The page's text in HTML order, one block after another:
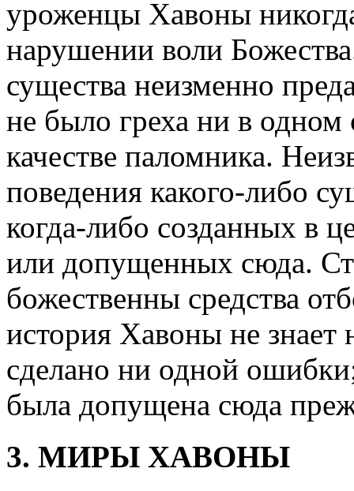
уроженцы Хавоны
нарушении воли
существа неизменно
не было греха ни в одном
качестве паломника.
поведения какого-либо
когда-либо созданных в
или допущенных сюда.
божественны средства
история Хавоны не знает
сделано ни одной
была допущена сюда
3. МИРЫ ХАВОНЫ